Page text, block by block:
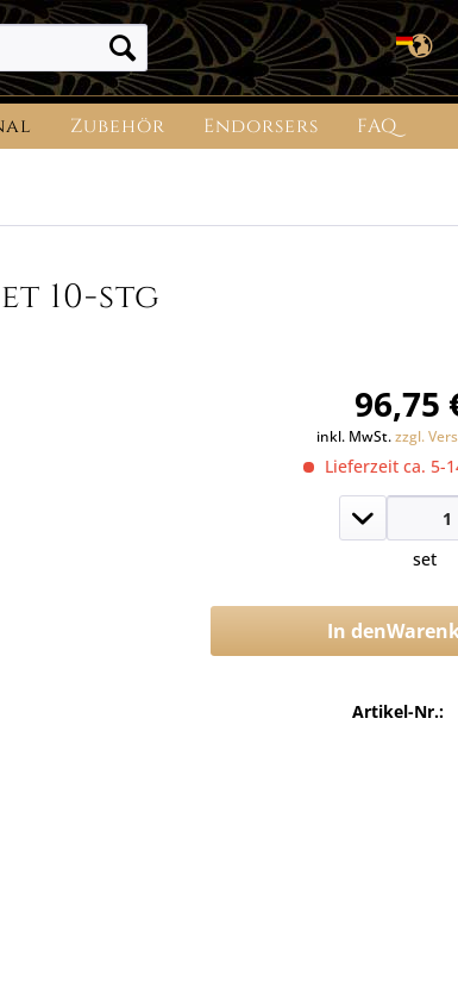
Zubehör Endorsers FAQ
10-stg
96,75
inkl. MwSt.zzgl.
Lieferzeit ca. 5-
set
In den
Artikel-Nr.: